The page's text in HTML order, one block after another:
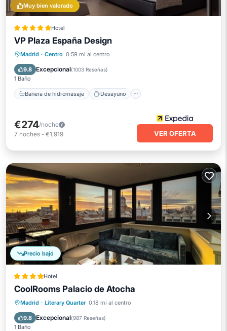
Muy bien valorado
Hotel
VP Plaza España Design
Madrid · Centro 0.59 mi al centro
9.8 Excepcional(1003 Reseñas)
1 Baño
Bañera de hidromasaje Desayuno
Bañera de hidromasaje
Aparcamiento
€274/noche
7 noches - €1,919 VER OFERTA
Precio bajó
Hotel
CoolRooms Palacio de Atocha
Madrid · Literary Quarter 0.18 mi al centro
9.8 Excepcional(987 Reseñas)
1 Baño
Desayuno Aparcamiento
Balcón/Terraza